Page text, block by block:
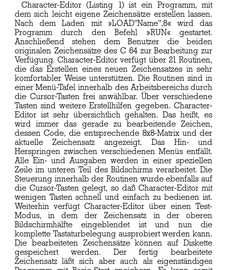
Character-Editor (Listing 1) ist ein Programm, mit
dem sich leicht eigene Zeichensätze erstellen lassen.
Nach dem Laden mit »LOAD"Name",8« wird das
Programm durch den Befehl »RUN« gestartet.
Anschließend stehen dem Benutzer die beiden
originalen Zeichensätze des C 64 zur Bearbeitung zur
Verfügung. Character-Editor verfügt über 21 Routinen,
die das Erstellen eines neuen Zeichensatzes in sehr
komfortabler Weise unterstützen. Die Routinen sind in
einer Menü-Tafel innerhalb des Arbeitsbereichs durch
die Cursor-Tasten frei anwählbar. Über verschiedene
Tasten sind weitere Erstellhilfen gegeben. Character-
Editor ist sehr übersichtlich gehalten. Das heißt, es
wird immer das gerade zu bearbeitende Zeichen,
dessen Code, die entsprechende 8x8-Matrix und der
aktuelle Zeichensatz angezeigt. Das Hin- und
Herspringen zwischen verschiedenen Menüs entfällt.
Alle Ein- und Ausgaben werden in einer speziellen
Zeile im unteren Teil des Bildschirms verarbeitet. Die
Steuerung innerhalb der Routinen wurde ebenfalls auf
die Cursor-Tasten gelegt, so daß Character-Editor mit
wenigen Tasten schnell und einfach zu bedienen ist.
Weiterhin verfügt Character-Editor über einen Test-
Modus, in dem der Zeichensatz in der oberen
Bildschirmhälfte eingeblendet ist und nun die
komplette Tastaturbelegung ausprobiert werden kann.
Die bearbeiteten Zeichensätze können auf Diskette
gespeichert werden. Der fertig bearbeitete
Zeichensatz läßt sich aber auch als eigenständiges